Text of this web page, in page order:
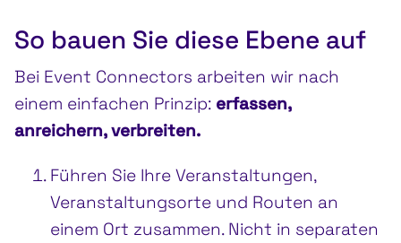
So bauen Sie diese Ebene auf
Bei Event Connectors arbeiten wir nach
einem einfachen Prinzip: erfassen,
anreichern, verbreiten.
Führen Sie Ihre Veranstaltungen,
Veranstaltungsorte und Routen an
einem Ort zusammen. Nicht in separaten